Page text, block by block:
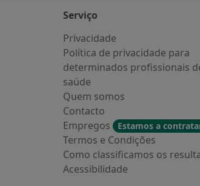
Serviço
Privacidade
Política de privacidade para
determinados profissionais
saúde
Quem somos
Contacto
Empregos
Estamos a
Termos e Condições
Como classificamos os
Acessibilidade